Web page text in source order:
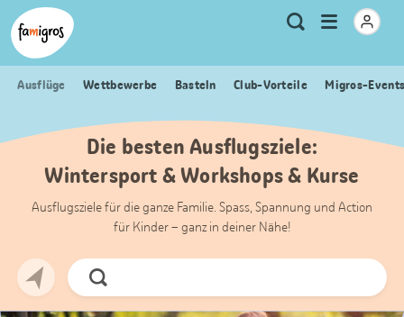
Sprungmarken
Navigation
Header
Logo
Meta
Navigation
Suche
Menu
öffnen
Ausflüge Wettbewerbe Basteln Club-Vorteile Migros-
Die besten Ausflugsziele:
Wintersport & Workshops & Kurse
Ausflugsziele für die ganze Familie. Spass, Spannung und Action
für Kinder – ganz in deiner Nähe!
Jetzt
Suchen